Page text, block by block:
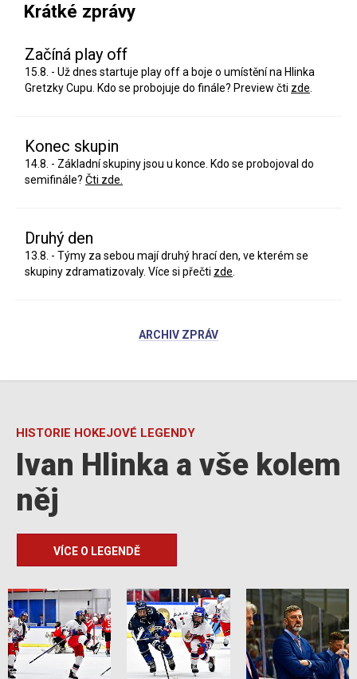
Krátké zprávy
Začíná play off
15.8. - Už dnes startuje play off a boje o umístění na Hlinka
Gretzky Cupu. Kdo se probojuje do finále? Preview čti zde
Konec skupin
14.8. - Základní skupiny jsou u konce. Kdo se probojoval do
semifinále? Čti zde.
Druhý den
13.8. - Týmy za sebou mají druhý hrací den, ve kterém se
skupiny zdramatizovaly. Více si přečti zde
ARCHIV ZPRÁV
HISTORIE HOKEJOVÉ LEGENDY
Ivan Hlinka a vše kolem
něj
VÍCE O LEGENDĚ